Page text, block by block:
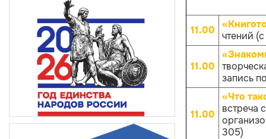
11.00
чтений
11.00
запись
11.00
«Что
встреча
305)